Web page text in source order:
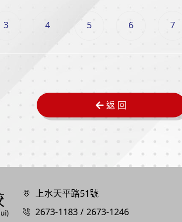
3 4 5 6 7
返 回
上水天平路51號
2673-1183 / 2673-1246